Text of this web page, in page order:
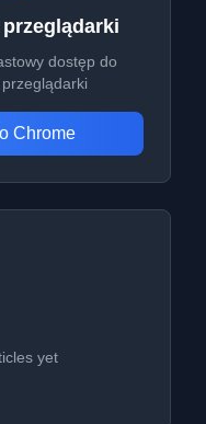
dostęp do
Chrome
yet